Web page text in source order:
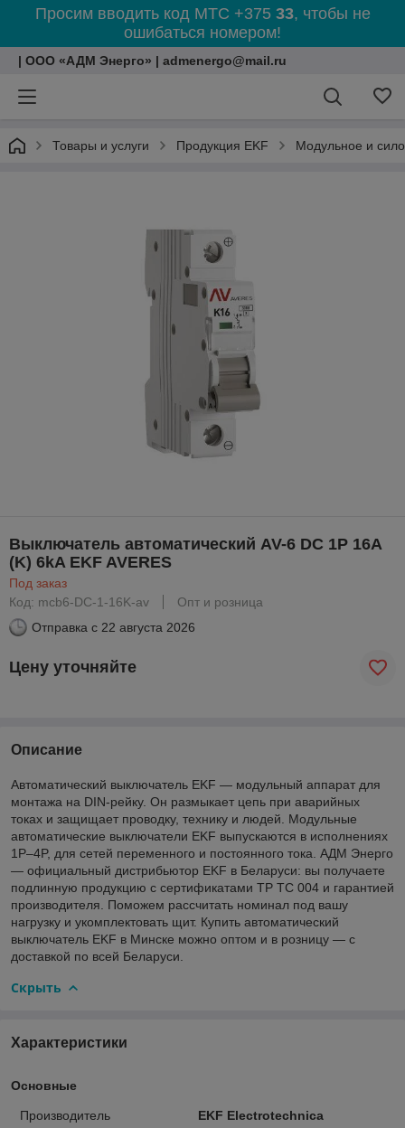
Просим вводить код МТС +375 33, чтобы не
ошибаться номером!
| ООО «АДМ Энерго» | admenergo@mail.ru
Товары и услуги Продукция EKF Модульное и
Выключатель автоматический AV-6 DC 1P 16A
(K) 6kA EKF AVERES
Под заказ
Код: mcb6-DC-1-16K-av
Опт и розница
Отправка с 22 августа 2026
Цену уточняйте
Описание
Автоматический выключатель EKF — модульный аппарат для
монтажа на DIN-рейку. Он размыкает цепь при аварийных
токах и защищает проводку, технику и людей. Модульные
автоматические выключатели EKF выпускаются в исполнениях
1P–4P, для сетей переменного и постоянного тока. АДМ Энерго
— официальный дистрибьютор EKF в Беларуси: вы получаете
подлинную продукцию с сертификатами ТР ТС 004 и гарантией
производителя. Поможем рассчитать номинал под вашу
нагрузку и укомплектовать щит. Купить автоматический
выключатель EKF в Минске можно оптом и в розницу — с
доставкой по всей Беларуси.
Скрыть
Характеристики
Основные
Производитель EKF Electrotechnica